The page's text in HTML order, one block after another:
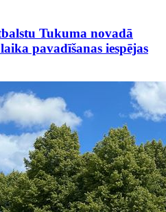
Tukuma novadā
pavadīšanas iespējas